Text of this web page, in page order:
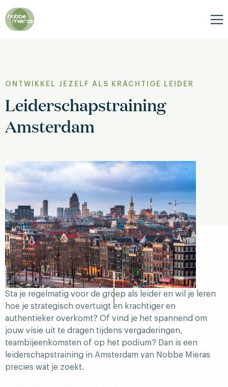
Nobbe
Mieras
ONTWIKKEL JEZELF ALS KRACHTIGE LEIDER
Leiderschapstraining
Amsterdam
Sta je regelmatig voor de groep als leider en wil je leren
hoe je strategisch overtuigt en krachtiger en
authentieker overkomt? Of vind je het spannend om
jouw visie uit te dragen tijdens vergaderingen,
teambijeenkomsten of op het podium? Dan is een
leiderschapstraining in Amsterdam van Nobbe Mieras
precies wat je zoekt.